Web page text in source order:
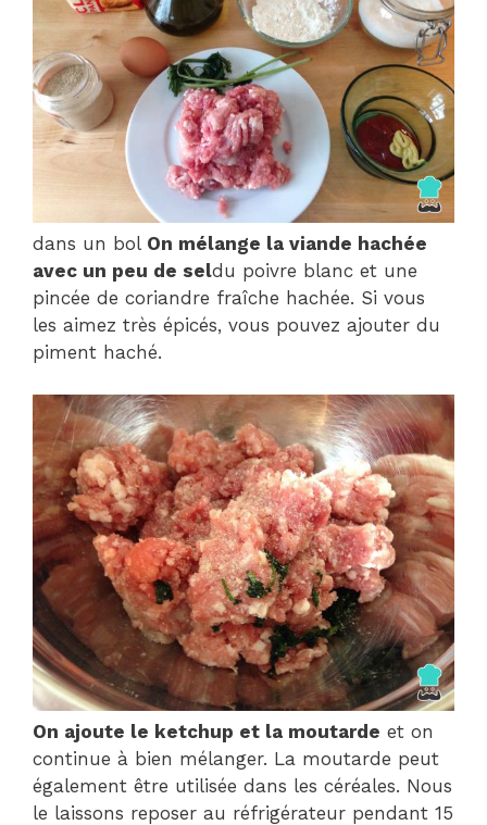
dans un bol On mélange la viande hachée
avec un peu de seldu poivre blanc et une
pincée de coriandre fraîche hachée. Si vous
les aimez très épicés, vous pouvez ajouter du
piment haché.
On ajoute le ketchup et la moutarde et on
continue à bien mélanger. La moutarde peut
également être utilisée dans les céréales. Nous
le laissons reposer au réfrigérateur pendant 15